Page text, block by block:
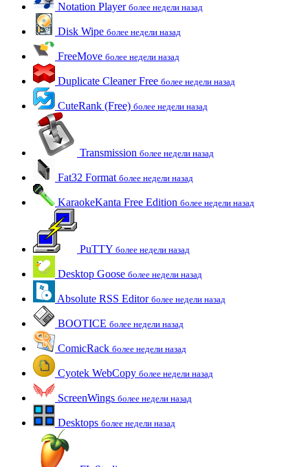
Notation Player более недели назад
Disk Wipe более недели назад
FreeMove более недели назад
Duplicate Cleaner Free более недели назад
CuteRank (Free) более недели назад
Transmission более недели назад
Fat32 Format более недели назад
KaraokeKanta Free Edition более недели назад
PuTTY более недели назад
Desktop Goose более недели назад
Absolute RSS Editor более недели назад
BOOTICE более недели назад
ComicRack более недели назад
Cyotek WebCopy более недели назад
ScreenWings более недели назад
Desktops более недели назад